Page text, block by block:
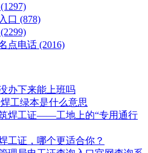
(1297)
口 (878)
(2299)
点电话 (2016)
办下来能上班吗
工绿本是什么意思
焊工证——工地上的“专用通行
工证，哪个更适合你？